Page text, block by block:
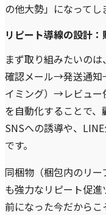
の他大勢」になってし
リピート導線の設計
まず取り組みたいの
確認メール→発送通知
イミング）→レビュ
を自動化することで、
SNSへの誘導や、
です。
同梱物（梱包内のリー
も強力なリピート促
前になった今だから